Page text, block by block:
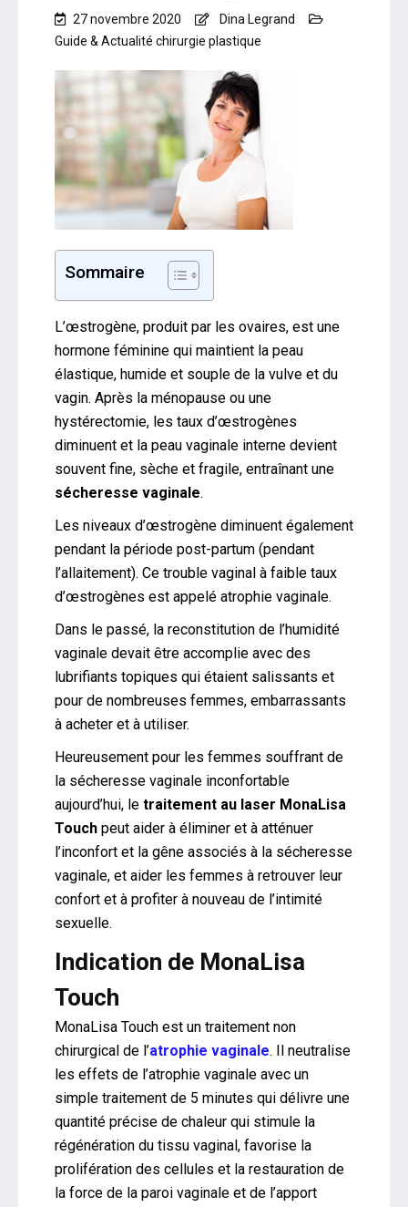
27 novembre 2020
Dina Legrand
Guide & Actualité chirurgie plastique
Sommaire
L’œstrogène, produit par les ovaires, est une
hormone féminine qui maintient la peau
élastique, humide et souple de la vulve et du
vagin. Après la ménopause ou une
hystérectomie, les taux d’œstrogènes
diminuent et la peau vaginale interne devient
souvent fine, sèche et fragile, entraînant une
sécheresse vaginale.
Les niveaux d’œstrogène diminuent également
pendant la période post-partum (pendant
l’allaitement). Ce trouble vaginal à faible taux
d’œstrogènes est appelé atrophie vaginale.
Dans le passé, la reconstitution de l’humidité
vaginale devait être accomplie avec des
lubrifiants topiques qui étaient salissants et
pour de nombreuses femmes, embarrassants
à acheter et à utiliser.
Heureusement pour les femmes souffrant de
la sécheresse vaginale inconfortable
aujourd’hui, le traitement au laser MonaLisa
Touch peut aider à éliminer et à atténuer
l’inconfort et la gêne associés à la sécheresse
vaginale, et aider les femmes à retrouver leur
confort et à profiter à nouveau de l’intimité
sexuelle.
Indication de MonaLisa
Touch
MonaLisa Touch est un traitement non
chirurgical de l’atrophie vaginale. Il neutralise
les effets de l’atrophie vaginale avec un
simple traitement de 5 minutes qui délivre une
quantité précise de chaleur qui stimule la
régénération du tissu vaginal, favorise la
prolifération des cellules et la restauration de
la force de la paroi vaginale et de l’apport